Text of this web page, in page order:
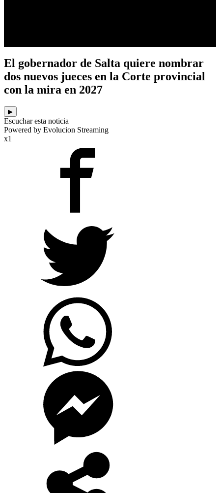
El gobernador de Salta quiere nombrar
dos nuevos jueces en la Corte provincial
con la mira en 2027
▶
Escuchar esta noticia
Powered by Evolucion Streaming
x1